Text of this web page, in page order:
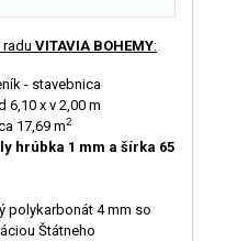
VITAVIA BOHEMY:
- stavebnica
6,10 x v 2,00 m
17,69 m2
hrúbka 1 mm a šírka 65
polykarbonát 4 mm so
Štátneho